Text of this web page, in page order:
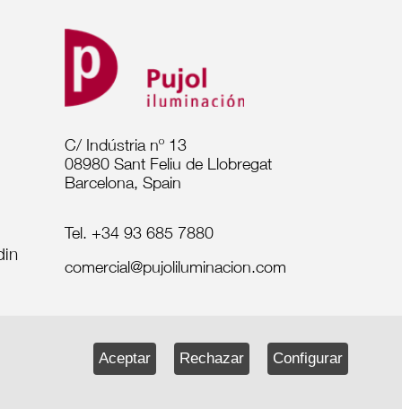
C/ Indústria nº 13
08980 Sant Feliu de Llobregat
Barcelona, Spain
Tel. +34 93 685 7880
comercial@pujoliluminacion.com
Configurar
Rechazar
Aceptar